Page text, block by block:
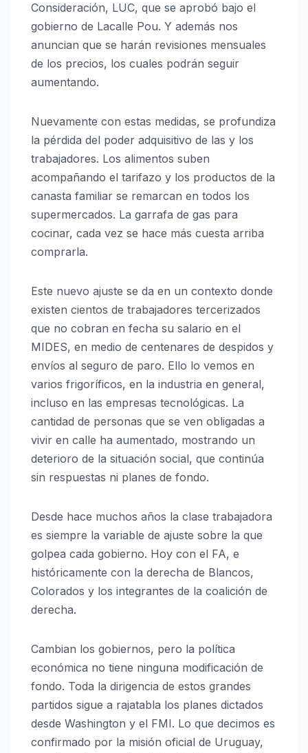
Consideración, LUC, que se aprobó bajo el
gobierno de Lacalle Pou. Y además nos
anuncian que se harán revisiones mensuales
de los precios, los cuales podrán seguir
aumentando.
Nuevamente con estas medidas, se profundiza
la pérdida del poder adquisitivo de las y los
trabajadores. Los alimentos suben
acompañando el tarifazo y los productos de la
canasta familiar se remarcan en todos los
supermercados. La garrafa de gas para
cocinar, cada vez se hace más cuesta arriba
comprarla.
Este nuevo ajuste se da en un contexto donde
existen cientos de trabajadores tercerizados
que no cobran en fecha su salario en el
MIDES, en medio de centenares de despidos y
envíos al seguro de paro. Ello lo vemos en
varios frigoríficos, en la industria en general,
incluso en las empresas tecnológicas. La
cantidad de personas que se ven obligadas a
vivir en calle ha aumentado, mostrando un
deterioro de la situación social, que continúa
sin respuestas ni planes de fondo.
Desde hace muchos años la clase trabajadora
es siempre la variable de ajuste sobre la que
golpea cada gobierno. Hoy con el FA, e
históricamente con la derecha de Blancos,
Colorados y los integrantes de la coalición de
derecha.
Cambian los gobiernos, pero la política
económica no tiene ninguna modificación de
fondo. Toda la dirigencia de estos grandes
partidos sigue a rajatabla los planes dictados
desde Washington y el FMI. Lo que decimos es
confirmado por la misión oficial de Uruguay,